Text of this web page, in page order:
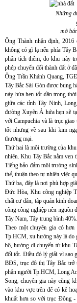
Những
mở
Ông Thành nhận định,
không có gì lạ nếu phía Tây
phân tích thêm, do khu này
phép chuyển đổi thành đất ở
Ông Trần Khánh Quang,
Tây Bắc Sài Gòn được bung
này hứa hẹn tốt dần trong
giữa các tỉnh Tây Ninh,
đường Xuyên Á hứa hẹn sẽ
với Campuchia và là trục
tốt nhưng về sau khi kim
thương mại.
Thứ hai là môi trường của
nhiên. Khu Tây Bắc nằm ven
Tiếng bảo đảm môi trường
thế, thuận theo tự nhiên việc
Thứ ba, đây là nơi phù hợp
Đức Hòa, Khu công nghiệp
chất cư dân, tâp quán kinh
công công nghiệp nên nguồn
Tây Nam, Tây trung bình 40%.
Theo một chuyên gia có
Tp.HCM, xu hướng này là do
bộ, hướng di chuyển từ khu
đối tốt. Điều đó lý giải vì sao
BĐS, trục đô thị Tây Bắc trở
phận người Tp.HCM, Long
Song, chuyên gia này cũng
vào khu vực trên để có kế
khuất hơn so với trục Đông -